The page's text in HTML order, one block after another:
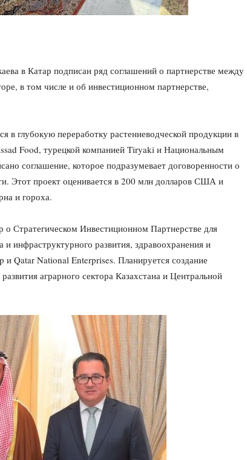
в Катар подписан ряд соглашений о партнерстве между
в том числе и об инвестиционном партнерстве,
в глубокую переработку растениеводческой продукции в
Food, турецкой компанией Tiryaki и Национальным
соглашение, которое подразумевает договоренности о
Этот проект оценивается в 200 млн долларов США и
и гороха.
Стратегическом Инвестиционном Партнерстве для
и инфраструктурного развития, здравоохранения и
Qatar National Enterprises. Планируется создание
аграрного сектора Казахстана и Центральной